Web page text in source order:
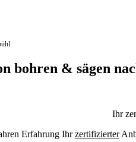
bohren & sägen
Ihr
Erfahrung Ihrzertifizierter